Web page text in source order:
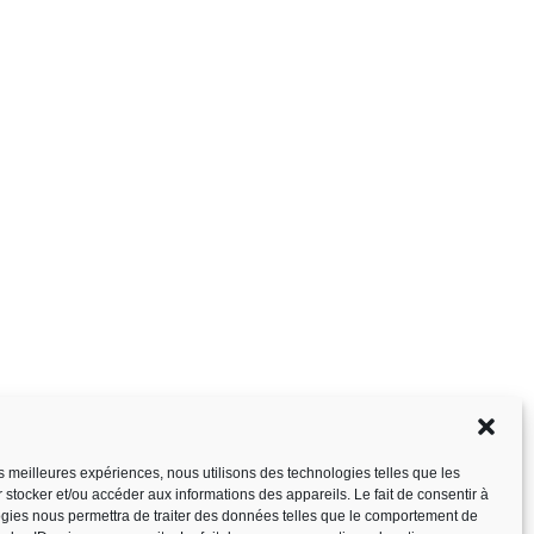
meilleures expériences, nous utilisons des technologies telles que les
stocker et/ou accéder aux informations des appareils. Le fait de consentir à
nous permettra de traiter des données telles que le comportement de